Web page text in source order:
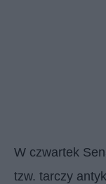
W czwartek
tzw. tarczy